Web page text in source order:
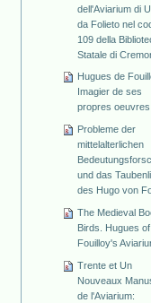
dell'Aviarium di
da Folieto nel
109 della
Statale di
Hugues de
Imagier de ses
propres oeuvres
Probleme der
mittelalterlichen
und das
des Hugo von
The Medieval
Birds. Hugues of
Fouilloy's
Trente et Un
Nouveaux
de l'Aviarium: